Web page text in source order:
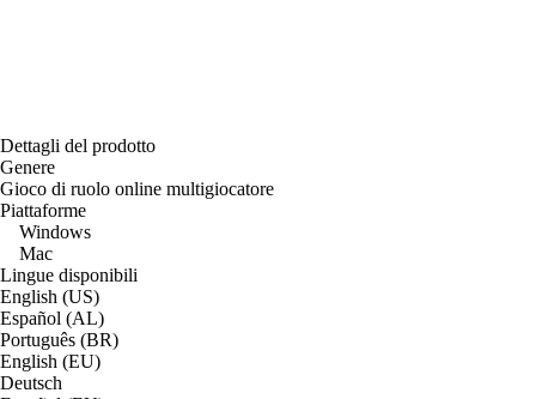
Dettagli del prodotto
Genere
Gioco di ruolo online multigiocatore
Piattaforme
Windows
Mac
Lingue disponibili
English (US)
Español (AL)
Português (BR)
English (EU)
Deutsch